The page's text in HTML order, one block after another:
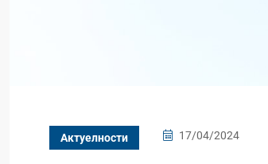
Актуелности 17/04/2024